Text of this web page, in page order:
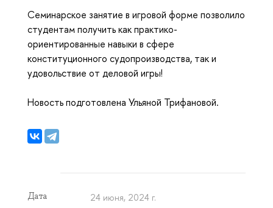
Семинарское занятие в игровой форме позволило
студентам получить как практико-
ориентированные навыки в сфере
конституционного судопроизводства, так и
удовольствие от деловой игры!
Новость подготовлена Ульяной Трифановой.
Дата 24 июня, 2024 г.